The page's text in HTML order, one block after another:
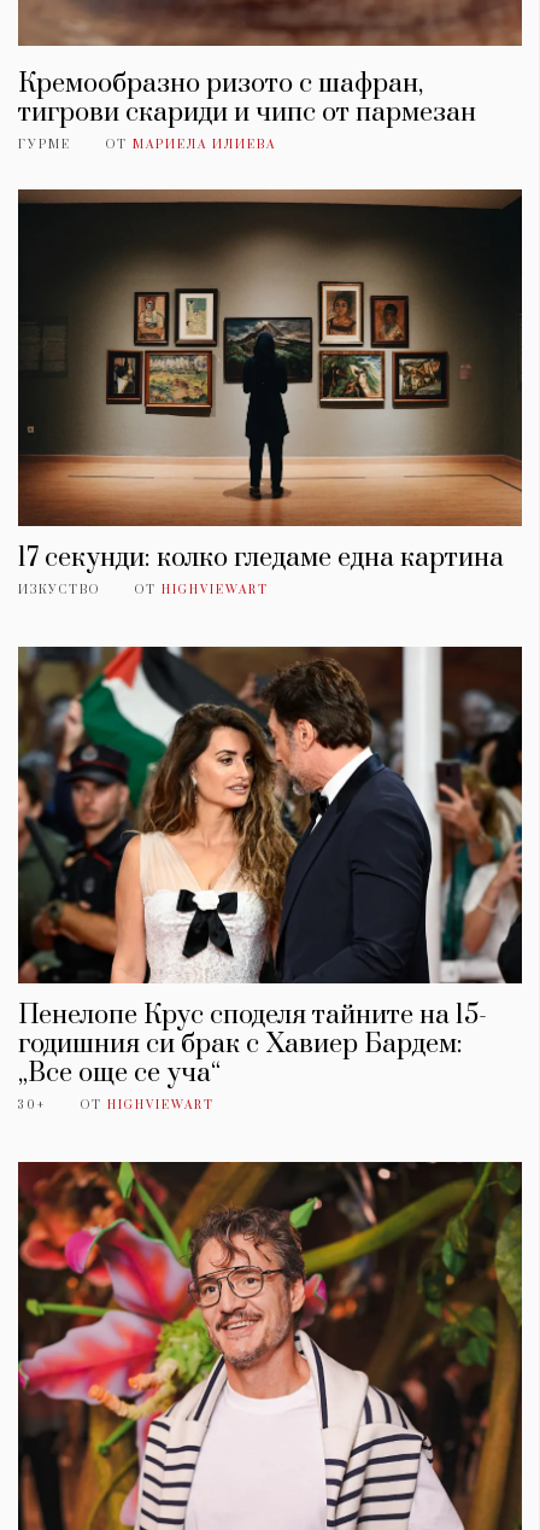
Кремообразно ризото с шафран,
тигрови скариди и чипс от пармезан
ГУРМЕ ОТ МАРИЕЛА ИЛИЕВА
17 секунди: колко гледаме една картина
ИЗКУСТВО ОТ HIGHVIEWART
Пенелопе Крус споделя тайните на 15-
годишния си брак с Хавиер Бардем:
„Все още се уча“
30+ ОТ HIGHVIEWART